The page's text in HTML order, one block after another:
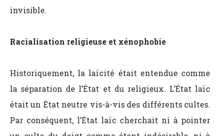
invisible.
Racialisation religieuse et xénophobie
Historiquement, la laïcité était entendue comme
la séparation de l’État et du religieux. L’État laïc
était un État neutre vis-à-vis des différents cultes.
Par conséquent, l’État laïc cherchait ni à pointer